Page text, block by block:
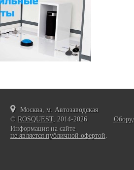
Москва, м. Автозаводская
© ROSQUEST, 2014-2026
Информация на сайте
не является публичной офертой.